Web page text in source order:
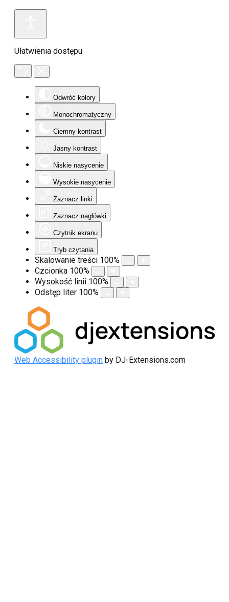
Ułatwienia dostępu
Odwróć kolory
Monochromatyczny
Ciemny kontrast
Jasny kontrast
Niskie nasycenie
Wysokie nasycenie
Zaznacz linki
Zaznacz nagłówki
Czytnik ekranu
Tryb czytania
Skalowanie treści 100%
Czcionka 100%
Wysokość linii 100%
Odstęp liter 100%
Web Accessibility plugin by DJ-Extensions.com